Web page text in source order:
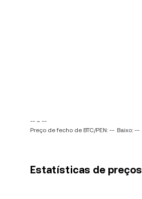
-- ~ --
Preço de fecho de BTC/PEN: -- Baixo: --
Estatísticas de preços